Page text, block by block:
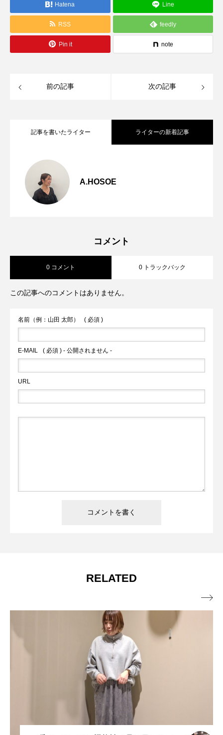
Hatena Line
RSS feedly
Pin it note
前の記事 次の記事
記事を書いたライター ライターの新着記事
A.HOSOE
2026.08.04
2026.07.27
FRONCE】
コメント
0 コメント 0 トラックバック
この記事へのコメントはありません。
名前（例：山田 太郎） ( 必須 )
E-MAIL ( 必須 ) - 公開されません -
URL
RELATED
